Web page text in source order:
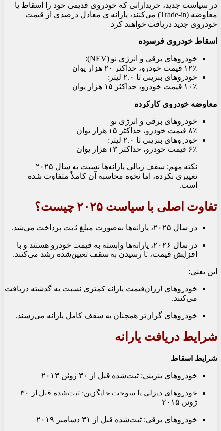
در سیاست جدید، خریدارانی که خودروی قدیمی خود را اسقاط یا
معاوضه (Trade-in) می‌کنند، یارانه‌ای معادل درصدی از قیمت
خودروی جدید دریافت خواهند کرد:
اسقاط خودروی فرسوده
خودروهای برقی و انرژی نو (NEV):
۱۲٪ قیمت خودرو، حداکثر ۲۰ هزار یوان
خودروهای بنزینی تا ۲.۰ لیتر:
۱۰٪ قیمت خودرو، حداکثر ۱۵ هزار یوان
معاوضه خودروی کارکرده
خودروهای برقی و انرژی نو:
۸٪ قیمت خودرو، حداکثر ۱۵ هزار یوان
خودروهای بنزینی تا ۲.۰ لیتر:
۶٪ قیمت خودرو، حداکثر ۱۳ هزار یوان
نکته مهم: سقف ریالی یارانه‌ها نسبت به سال ۲۰۲۵
تغییری نکرده، اما نحوه محاسبه آن کاملاً متفاوت شده
است.
تفاوت اصلی با سیاست ۲۰۲۵ چیست؟
در سال ۲۰۲۵، یارانه‌ها به‌صورت مبلغ ثابت پرداخت می‌شد.
در سال ۲۰۲۶، یارانه‌ها وابسته به قیمت خودرو هستند و با
افزایش قیمت، تا رسیدن به سقف تعیین‌شده رشد می‌کنند.
این یعنی:
خودروهای ارزان‌قیمت یارانه کمتری نسبت به گذشته دریافت
می‌کنند.
خودروهای گران‌تر همچنان به سقف کامل یارانه می‌رسند.
شرایط دریافت یارانه
شرایط اسقاط
خودروهای بنزینی: ثبت‌شده قبل از ۳۰ ژوئن ۲۰۱۳
خودروهای دیزلی یا سوخت جایگزین: ثبت‌شده قبل از ۳۰
ژوئن ۲۰۱۵
خودروهای برقی: ثبت‌شده قبل از ۳۱ دسامبر ۲۰۱۹